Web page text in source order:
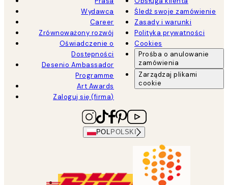
Wydawca
Career
Zrównoważony rozwój
Oświadczenie o
Dostępności
Desenio Ambassador
Programme
Art Awards
Zaloguj się (firma)
Śledź swoje zamówienie
Zasady i warunki
Polityka prywatności
Cookies
Prośba o anulowanie
zamówienia
Zarządzaj plikami
cookie
POL POLSKI